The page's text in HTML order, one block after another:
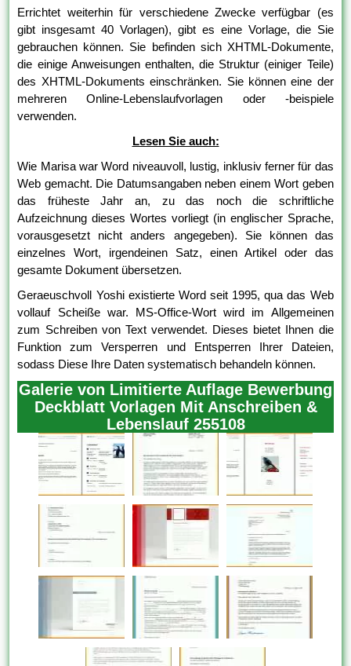
Errichtet weiterhin für verschiedene Zwecke verfügbar (es
gibt insgesamt 40 Vorlagen), gibt es eine Vorlage, die Sie
gebrauchen können. Sie befinden sich XHTML-Dokumente,
die einige Anweisungen enthalten, die Struktur (einiger Teile)
des XHTML-Dokuments einschränken. Sie können eine der
mehreren Online-Lebenslaufvorlagen oder -beispiele
verwenden.
Lesen Sie auch:
Wie Marisa war Word niveauvoll, lustig, inklusiv ferner für das
Web gemacht. Die Datumsangaben neben einem Wort geben
das früheste Jahr an, zu das noch die schriftliche
Aufzeichnung dieses Wortes vorliegt (in englischer Sprache,
vorausgesetzt nicht anders angegeben). Sie können das
einzelnes Wort, irgendeinen Satz, einen Artikel oder das
gesamte Dokument übersetzen.
Geraeuschvoll Yoshi existierte Word seit 1995, qua das Web
vollauf Scheiße war. MS-Office-Wort wird im Allgemeinen
zum Schreiben von Text verwendet. Dieses bietet Ihnen die
Funktion zum Versperren und Entsperren Ihrer Dateien,
sodass Diese Ihre Daten systematisch behandeln können.
Galerie von Limitierte Auflage Bewerbung
Deckblatt Vorlagen Mit Anschreiben &
Lebenslauf 255108